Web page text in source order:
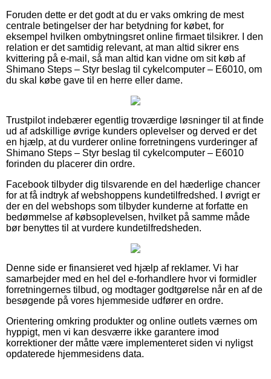
Foruden dette er det godt at du er vaks omkring de mest
centrale betingelser der har betydning for købet, for
eksempel hvilken ombytningsret online firmaet tilsikrer. I den
relation er det samtidig relevant, at man altid sikrer ens
kvittering på e-mail, så man altid kan vidne om sit køb af
Shimano Steps – Styr beslag til cykelcomputer – E6010, om
du skal købe gave til en herre eller dame.
Trustpilot indebærer egentlig troværdige løsninger til at finde
ud af adskillige øvrige kunders oplevelser og derved er det
en hjælp, at du vurderer online forretningens vurderinger af
Shimano Steps – Styr beslag til cykelcomputer – E6010
forinden du placerer din ordre.
Facebook tilbyder dig tilsvarende en del hæderlige chancer
for at få indtryk af webshoppens kundetilfredshed. I øvrigt er
der en del webshops som tilbyder kunderne at forfatte en
bedømmelse af købsoplevelsen, hvilket på samme måde
bør benyttes til at vurdere kundetilfredsheden.
Denne side er finansieret ved hjælp af reklamer. Vi har
samarbejder med en hel del e-forhandlere hvor vi formidler
forretningernes tilbud, og modtager godtgørelse når en af de
besøgende på vores hjemmeside udfører en ordre.
Orientering omkring produkter og online outlets værnes om
hyppigt, men vi kan desværre ikke garantere imod
korrektioner der måtte være implementeret siden vi nyligst
opdaterede hjemmesidens data.